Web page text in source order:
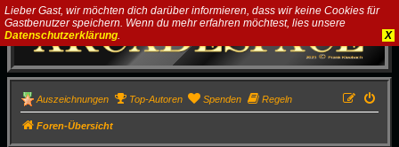
Lieber Gast, wir möchten dich darüber informieren, dass wir keine Cookies für
Gastbenutzer speichern. Wenn du mehr erfahren möchtest, lies unsere
Datenschutzerklärung. X
Auszeichnungen Top-Autoren Spenden Regeln
Foren-Übersicht